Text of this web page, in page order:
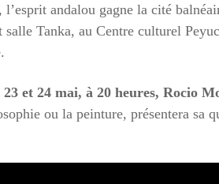
andalou gagne la cité
salle Tanka, au Centre culturel
23 et 24 mai, à 20 heures, Rocio
ou la peinture, présentera sa